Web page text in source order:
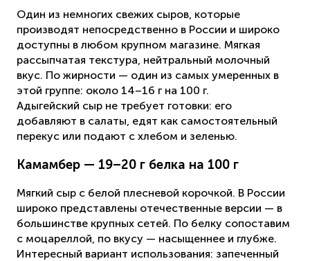
Один из немногих свежих сыров, которые
производят непосредственно в России и широко
доступны в любом крупном магазине. Мягкая
рассыпчатая текстура, нейтральный молочный
вкус. По жирности — один из самых умеренных в
этой группе: около 14–16 г на 100 г.
Адыгейский сыр не требует готовки: его
добавляют в салаты, едят как самостоятельный
перекус или подают с хлебом и зеленью.
Камамбер — 19–20 г белка на 100 г
Мягкий сыр с белой плесневой корочкой. В России
широко представлены отечественные версии — в
большинстве крупных сетей. По белку сопоставим
с моцареллой, по вкусу — насыщеннее и глубже.
Интересный вариант использования: запеченный